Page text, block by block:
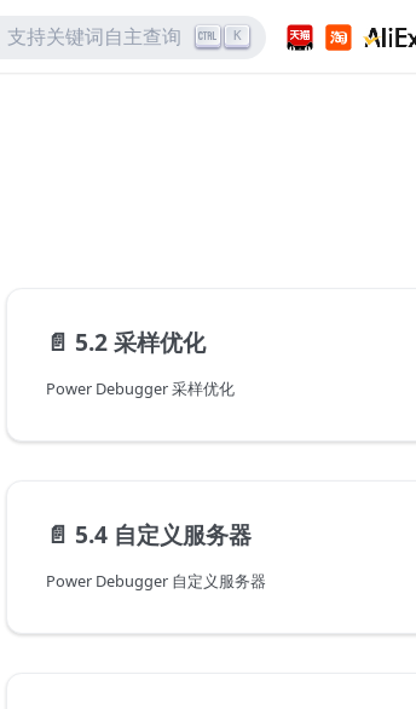
支持关键词自主查询 K
📄️ 5.2 采样优化
Power Debugger 采样优化
📄️ 5.4 自定义服务器
Power Debugger 自定义服务器